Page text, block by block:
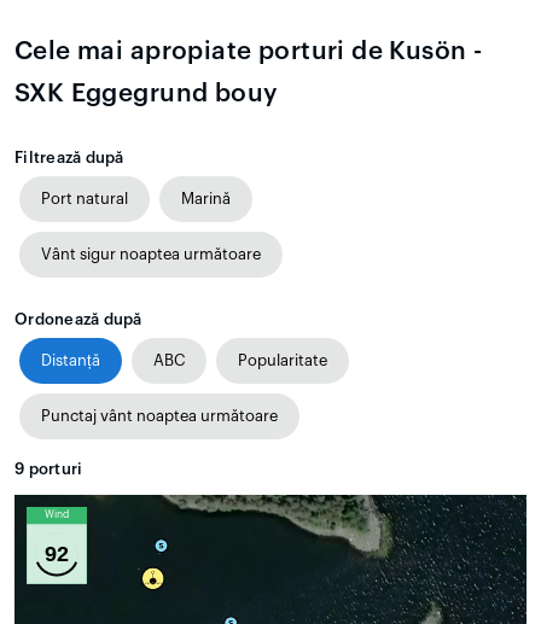
Cele mai apropiate porturi de Kusön -
SXK Eggegrund bouy
Filtrează după
Port natural Marină
Vânt sigur noaptea următoare
Ordonează după
Distanță ABC Popularitate
Punctaj vânt noaptea următoare
9 porturi
Wind
92